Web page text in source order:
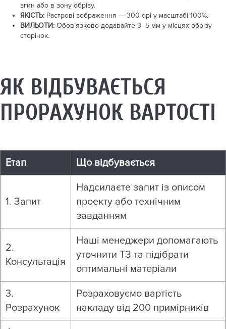
згин або в зону обрізу.
ЯКІСТЬ: Растрові зображення — 300 dpi у масштабі 100%.
ВИЛЬОТИ: Обов’язково додавайте 3–5 мм у місцях обрізу
сторінок.
ЯК ВІДБУВАЄТЬСЯ
ПРОРАХУНОК ВАРТОСТІ
Етап Що відбувається
1. Запит
Надсилаєте запит із описом
проекту або технічним
завданням
2.
Консультація
Наші менеджери допомагають
уточнити ТЗ та підібрати
оптимальні матеріали
3.
Розрахунок
Розраховуємо вартість
накладу від 200 примірників